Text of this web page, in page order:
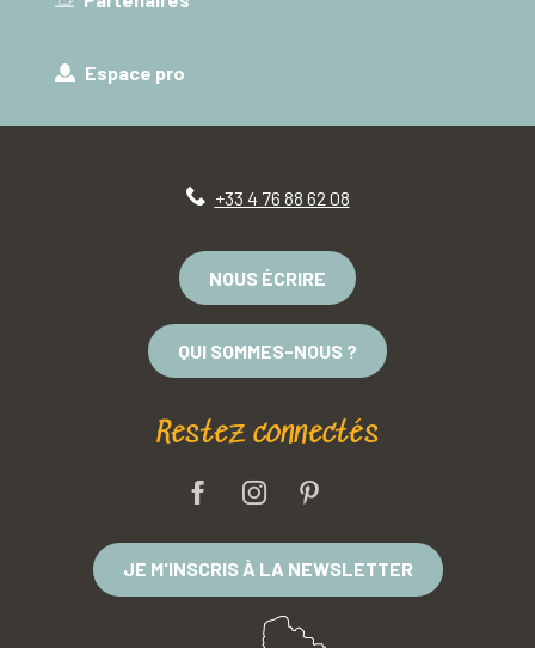
Espace pro
+33 4 76 88 62 08
NOUS ÉCRIRE
QUI SOMMES-NOUS ?
Restez connectés
JE M'INSCRIS À LA NEWSLETTER